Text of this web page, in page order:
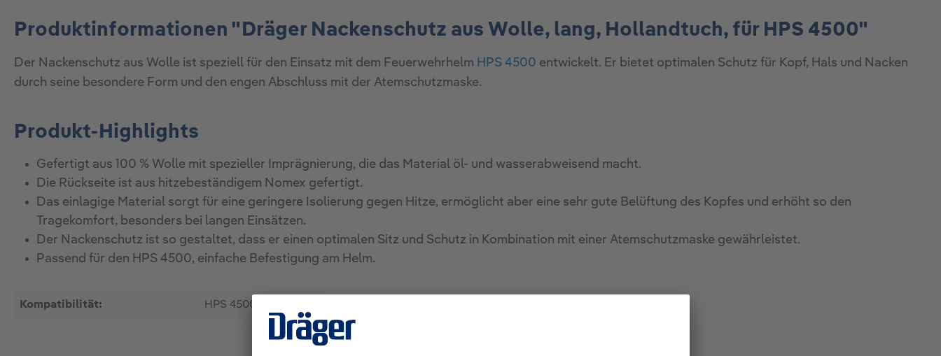
Produktinformationen "Dräger Nackenschutz aus Wolle, lang, Hollandtuch, für HPS 4500"
Der Nackenschutz aus Wolle ist speziell für den Einsatz mit dem Feuerwehrhelm HPS 4500 entwickelt. Er bietet optimalen Schutz für Kopf, Hals und Nacken
durch seine besondere Form und den engen Abschluss mit der Atemschutzmaske.
Produkt-Highlights
Gefertigt aus 100 % Wolle mit spezieller Imprägnierung, die das Material öl- und wasserabweisend macht.
Die Rückseite ist aus hitzebeständigem Nomex gefertigt.
Das einlagige Material sorgt für eine geringere Isolierung gegen Hitze, ermöglicht aber eine sehr gute Belüftung des Kopfes und erhöht so den
Tragekomfort, besonders bei langen Einsätzen.
Der Nackenschutz ist so gestaltet, dass er einen optimalen Sitz und Schutz in Kombination mit einer Atemschutzmaske gewährleistet.
Passend für den HPS 4500, einfache Befestigung am Helm.
Kompatibilität: HPS 4500